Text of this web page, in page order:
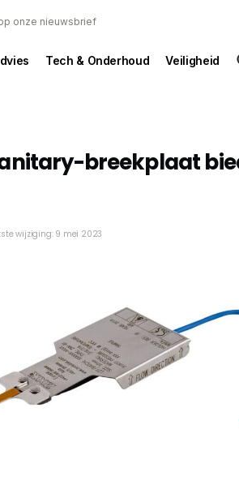
onze nieuwsbrief
Tech & Onderhoud Veiligheid
breekplaat
wijziging: 9 mei 2023